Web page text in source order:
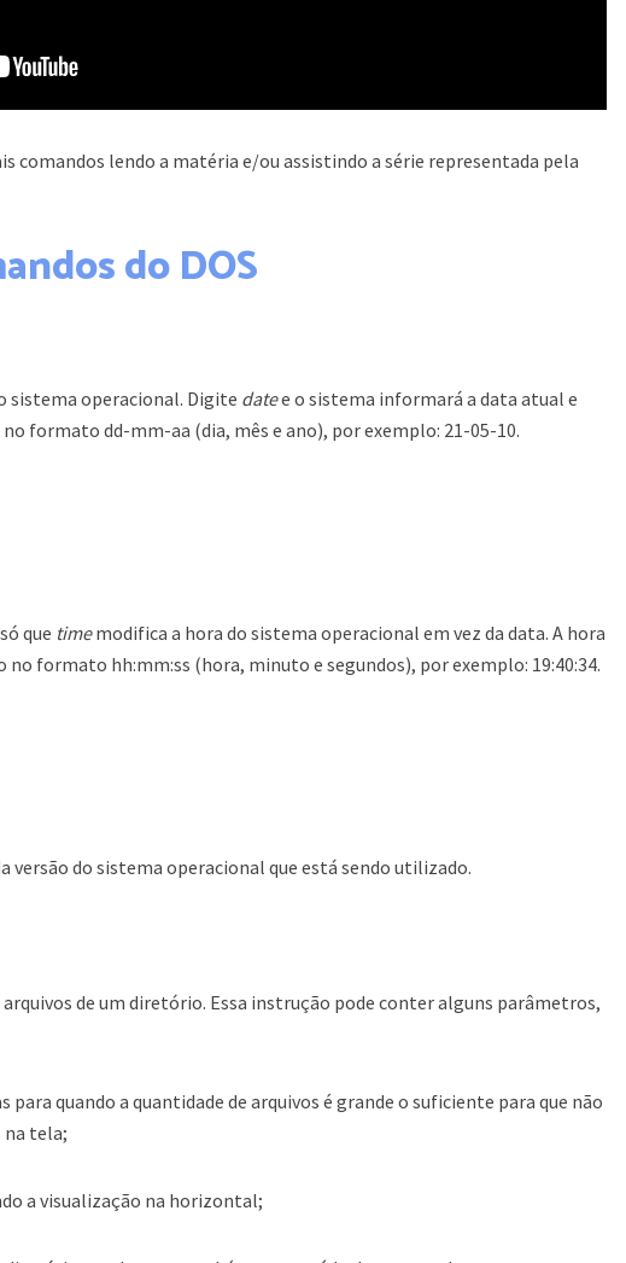
comandos lendo a matéria e/ou assistindo a série representada pela
do DOS
sistema operacional. Digite datee o sistema informará a data atual e
formato dd-mm-aa (dia, mês e ano), por exemplo: 21-05-10.
que timemodifica a hora do sistema operacional em vez da data. A hora
no formato hh:mm:ss (hora, minuto e segundos), por exemplo: 19:40:34.
versão do sistema operacional que está sendo utilizado.
de um diretório. Essa instrução pode conter alguns parâmetros,
quando a quantidade de arquivos é grande o suficiente para que não
na tela;
a visualização na horizontal;